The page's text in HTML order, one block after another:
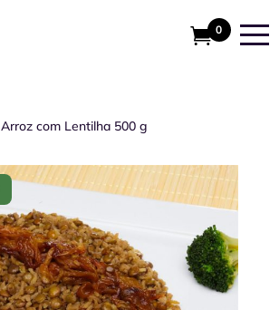
0
Arroz com Lentilha 500 g